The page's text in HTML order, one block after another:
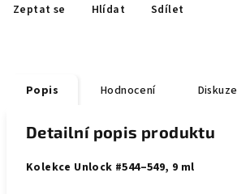
Zeptat se Hlídat Sdílet
Popis Hodnocení Diskuze
Detailní popis produktu
Kolekce Unlock #544–549, 9 ml